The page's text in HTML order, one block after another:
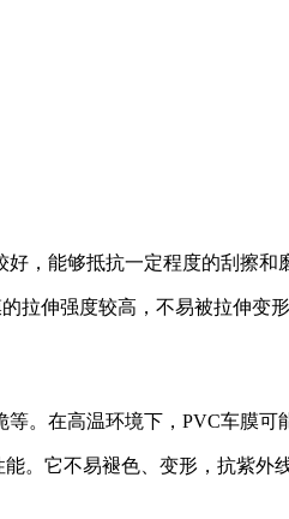
，能够抵抗一定程度的刮擦
拉伸强度较高，不易被拉伸变
。在高温环境下，PVC车膜可
。它不易褪色、变形，抗紫